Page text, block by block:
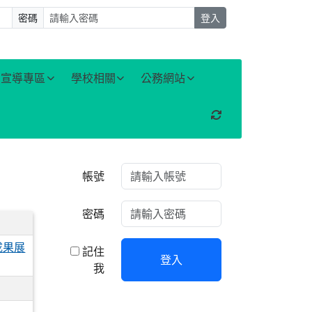
密碼 登入
宣導專區 學校相關 公務網站
重新取得佈景設定
展
右邊區域內容
帳號
密碼
記住
我
登入